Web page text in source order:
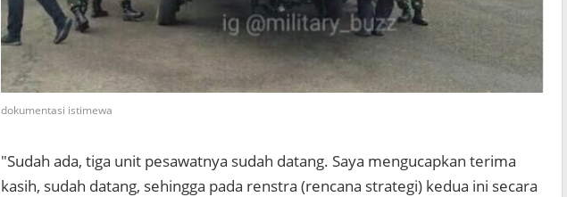
dokumentasi istimewa
"Sudah ada, tiga unit pesawatnya sudah datang. Saya mengucapkan terima
kasih, sudah datang, sehingga pada renstra (rencana strategi) kedua ini secara